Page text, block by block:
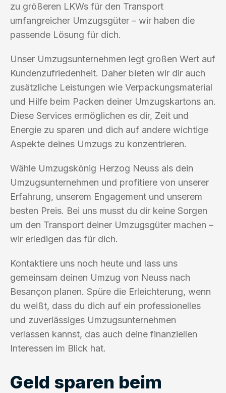
zu größeren LKWs für den Transport
umfangreicher Umzugsgüter – wir haben die
passende Lösung für dich.
Unser Umzugsunternehmen legt großen Wert auf
Kundenzufriedenheit. Daher bieten wir dir auch
zusätzliche Leistungen wie Verpackungsmaterial
und Hilfe beim Packen deiner Umzugskartons an.
Diese Services ermöglichen es dir, Zeit und
Energie zu sparen und dich auf andere wichtige
Aspekte deines Umzugs zu konzentrieren.
Wähle Umzugskönig Herzog Neuss als dein
Umzugsunternehmen und profitiere von unserer
Erfahrung, unserem Engagement und unserem
besten Preis. Bei uns musst du dir keine Sorgen
um den Transport deiner Umzugsgüter machen –
wir erledigen das für dich.
Kontaktiere uns noch heute und lass uns
gemeinsam deinen Umzug von Neuss nach
Besançon planen. Spüre die Erleichterung, wenn
du weißt, dass du dich auf ein professionelles
und zuverlässiges Umzugsunternehmen
verlassen kannst, das auch deine finanziellen
Interessen im Blick hat.
Geld sparen beim